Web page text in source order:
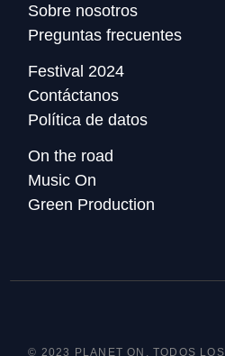
Sobre nosotros
Preguntas frecuentes
Festival 2024
Contáctanos
Política de datos
On the road
Music On
Green Production
© 2023 PLANET ON, TODOS